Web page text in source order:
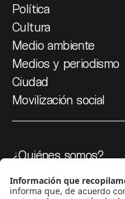
Política
Cultura
Medio ambiente
Medios y periodismo
Ciudad
Movilización social
¿Quiénes somos?
Podcasts
Ediciones especiales